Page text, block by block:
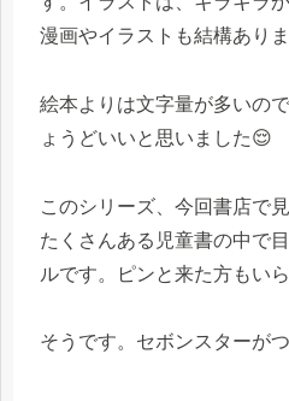
漫画やイラストも結構あり
絵本よりは文字量が多いの
ょうどいいと思いました😌
このシリーズ、今回書店で
たくさんある児童書の中で
ルです。ピンと来た方もい
そうです。セボンスターが